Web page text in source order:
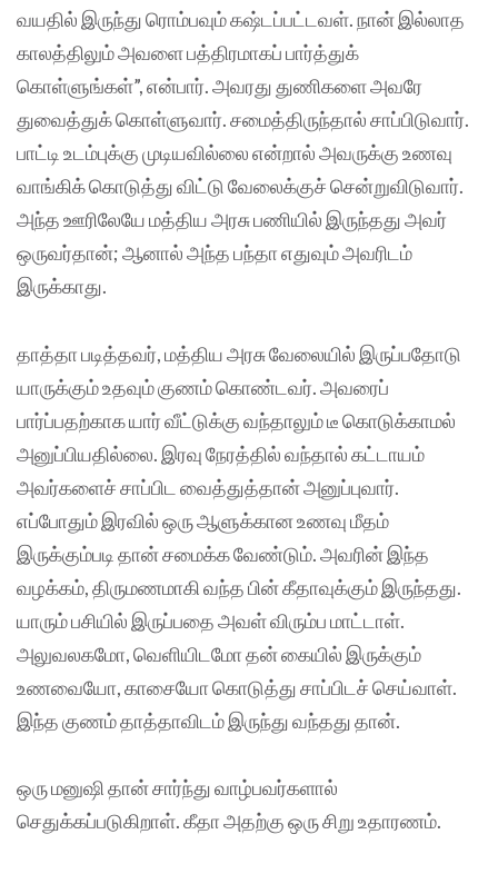
வயதில் இருந்து ரொம்பவும் கஷ்டப்பட்டவள். நான் இல்லாத
காலத்திலும் அவளை பத்திரமாகப் பார்த்துக்
கொள்ளுங்கள்”, என்பார். அவரது துணிகளை அவரே
துவைத்துக் கொள்ளுவார். சமைத்திருந்தால் சாப்பிடுவார்.
பாட்டி உடம்புக்கு முடியவில்லை என்றால் அவருக்கு உணவு
வாங்கிக் கொடுத்து விட்டு வேலைக்குச் சென்றுவிடுவார்.
அந்த ஊரிலேயே மத்திய அரசு பணியில் இருந்தது அவர்
ஒருவர்தான்; ஆனால் அந்த பந்தா எதுவும் அவரிடம்
இருக்காது.
தாத்தா படித்தவர், மத்திய அரசு வேலையில் இருப்பதோடு
யாருக்கும் உதவும் குணம் கொண்டவர். அவரைப்
பார்ப்பதற்காக யார் வீட்டுக்கு வந்தாலும் டீ கொடுக்காமல்
அனுப்பியதில்லை. இரவு நேரத்தில் வந்தால் கட்டாயம்
அவர்களைச் சாப்பிட வைத்துத்தான் அனுப்புவார்.
எப்போதும் இரவில் ஒரு ஆளுக்கான உணவு மீதம்
இருக்கும்படி தான் சமைக்க வேண்டும். அவரின் இந்த
வழக்கம், திருமணமாகி வந்த பின் கீதாவுக்கும் இருந்தது.
யாரும் பசியில் இருப்பதை அவள் விரும்ப மாட்டாள்.
அலுவலகமோ, வெளியிடமோ தன் கையில் இருக்கும்
உணவையோ, காசையோ கொடுத்து சாப்பிடச் செய்வாள்.
இந்த குணம் தாத்தாவிடம் இருந்து வந்தது தான்.
ஒரு மனுஷி தான் சார்ந்து வாழ்பவர்களால்
செதுக்கப்படுகிறாள். கீதா அதற்கு ஒரு சிறு உதாரணம்.